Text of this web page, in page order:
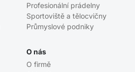
Profesionální prádelny
Sportoviště a tělocvičny
Průmyslové podniky
O nás
O firmě